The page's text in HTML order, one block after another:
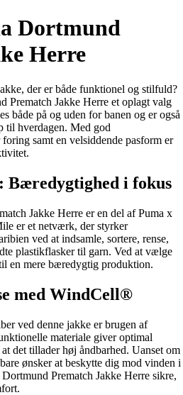
Dortmund
Herre
der er både funktionel og stilfuld?
Prematch Jakke Herre et oplagt valg
både på og uden for banen og er også
til hverdagen. Med god
samt en velsiddende pasform er
Bæredygtighed i fokus
Jakke Herre er en del af Puma x
er et netværk, der styrker
ved at indsamle, sortere, rense,
plastikflasker til garn. Ved at vælge
en mere bæredygtig produktion.
med WindCell®
ved denne jakke er brugen af
materiale giver optimal
det tillader høj åndbarhed. Uanset om
ønsker at beskytte dig mod vinden i
Prematch Jakke Herre sikre,